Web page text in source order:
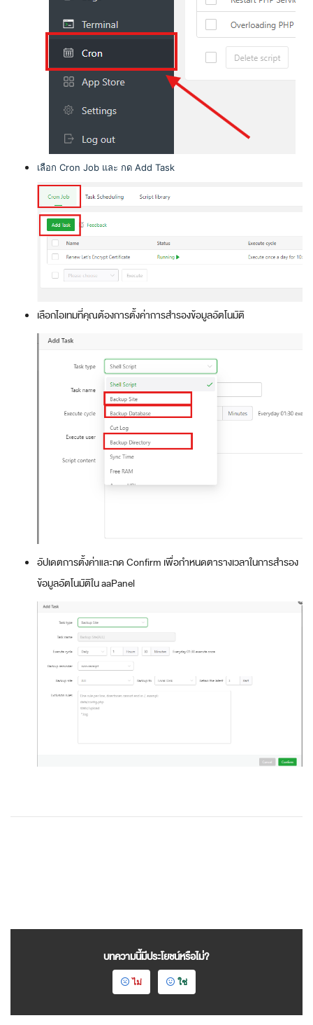
เลือก Cron Job และ กด Add Task
เลือกไอเทมที่คุณต้องการตั้งค่าการสำรองข้อมูลอัตโนมัติ
อัปเดตการตั้งค่าและกด Confirm เพื่อกำหนดตารางเวลาในการสำรอง
ข้อมูลอัตโนมัติใน aaPanel
บทความนี้มีประโยชน์หรือไม่?
ไม่ ใช่